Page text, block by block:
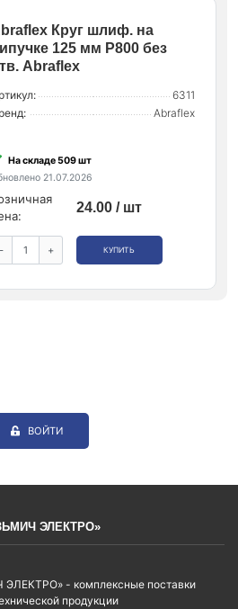
Круг шлиф. на
125 мм P800 без
Abraflex
6311
Abraflex
На складе 509 шт
21.07.2026
24.00 / шт
- + КУПИТЬ
ВОЙТИ
ЭЛЕКТРО»
- комплексные поставки
продукции